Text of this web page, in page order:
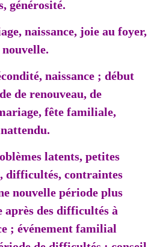
générosité.
naissance, joie au foyer,
naissance ; début
de renouveau, de
fête familiale,
latents, petites
difficultés, contraintes
nouvelle période plus
après des difficultés à
; événement familial